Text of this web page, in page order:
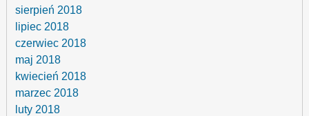
sierpień 2018
lipiec 2018
czerwiec 2018
maj 2018
kwiecień 2018
marzec 2018
luty 2018